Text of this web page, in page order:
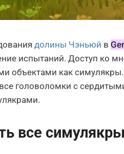
долины Чэньюй в
испытаний. Доступ ко
объектами как
головоломки с
все